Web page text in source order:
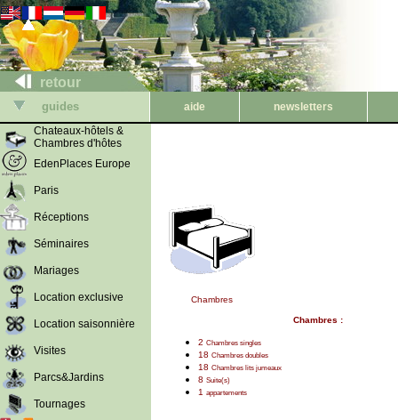
retour
guides aide
newsletters
Chateaux-hôtels &
Chambres d'hôtes
EdenPlaces Europe
Paris
Réceptions
Séminaires
Mariages
Location exclusive
Location saisonnière
Visites
Parcs&Jardins
Tournages
Chambres
Chambres :
2 Chambres singles
18 Chambres doubles
18 Chambres lits jumeaux
8 Suite(s)
1 appartements